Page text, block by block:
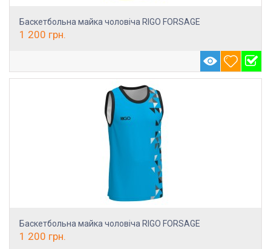
Баскетбольна майка чоловіча RIGO FORSAGE
1 200 грн.
Баскетбольна майка чоловіча RIGO FORSAGE
1 200 грн.